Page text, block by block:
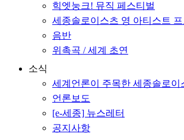
힉엣눙크! 뮤직 페스티벌
세종솔로이스츠 영 아티스트
음반
위촉곡 / 세계 초연
소식
세계언론이 주목한 세종솔로이
언론보도
[e-세종] 뉴스레터
공지사항